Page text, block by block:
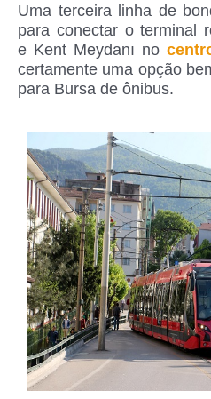
Uma terceira linha de
para conectar o terminal
e Kent Meydanı no
certamente uma opção
para Bursa de ônibus.